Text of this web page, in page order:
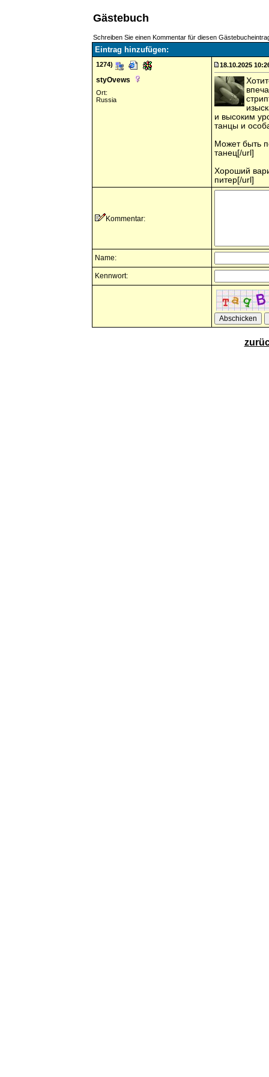
Gästebuch
Schreiben Sie einen Kommentar für diesen
Eintrag hinzufügen:
1274)
styOvews
Ort:
Russia
18.10.2025
и высоким
танцы и
Может быть
танец[/url]
Хороший
питер[/url]
Kommentar:
Name:
Kennwort: